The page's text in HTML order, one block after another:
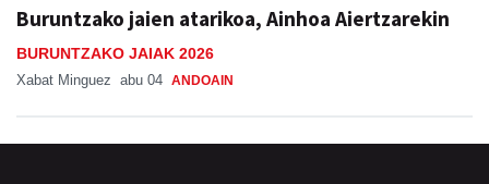
Buruntzako jaien atarikoa, Ainhoa Aiertzarekin
BURUNTZAKO JAIAK 2026
Xabat Minguez abu 04 ANDOAIN